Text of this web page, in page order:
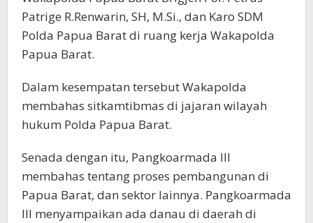
Patrige R.Renwarin, SH, M.Si., dan Karo SDM
Polda Papua Barat di ruang kerja Wakapolda
Papua Barat.
Dalam kesempatan tersebut Wakapolda
membahas sitkamtibmas di jajaran wilayah
hukum Polda Papua Barat.
Senada dengan itu, Pangkoarmada III
membahas tentang proses pembangunan di
Papua Barat, dan sektor lainnya. Pangkoarmada
III menyampaikan ada danau di daerah di